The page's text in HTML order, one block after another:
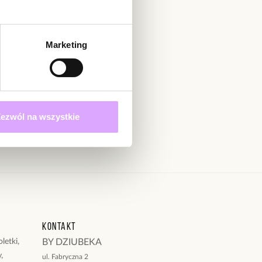
Marketing
na wszystkie
Dodaj opinię
Zapisz się
Kontakt
BY DZIUBEKA
ul. Fabryczna 2